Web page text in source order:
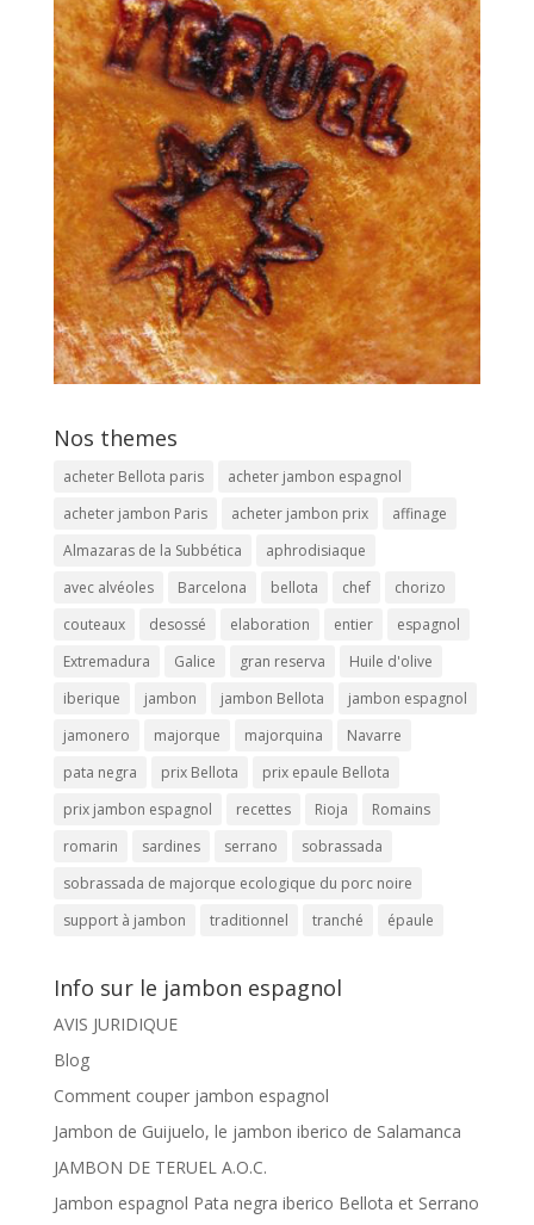
Nos themes
acheter Bellota paris
acheter jambon espagnol
acheter jambon Paris
acheter jambon prix
affinage
Almazaras de la Subbética
aphrodisiaque
avec alvéoles
Barcelona bellota chef
chorizo
couteaux
desossé elaboration entier
espagnol
Extremadura
Galice gran reserva
Huile d'olive
iberique
jambon jambon Bellota
jambon espagnol
jamonero
majorque majorquina
Navarre
pata negra
prix Bellota
prix epaule Bellota
prix jambon espagnol
recettes Rioja
Romains
romarin
sardines serrano
sobrassada
sobrassada de majorque ecologique du porc noire
support à jambon
traditionnel tranché épaule
Info sur le jambon espagnol
AVIS JURIDIQUE
Blog
Comment couper jambon espagnol
Jambon de Guijuelo, le jambon iberico de Salamanca
JAMBON DE TERUEL A.O.C.
Jambon espagnol Pata negra iberico Bellota et Serrano